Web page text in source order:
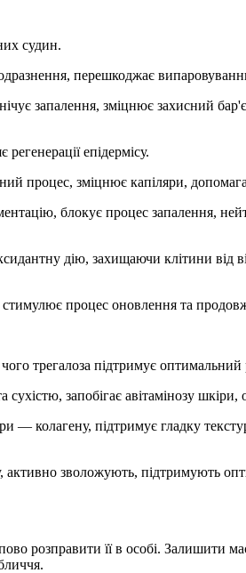
судин.
перешкоджає
запалення, зміцнює захисний
епідермісу.
процес, зміцнює капіляри,
блокує процес запалення,
дію, захищаючи клітини від
процес оновлення та
трегалоза підтримує оптимальний
запобігає авітамінозу
— колагену, підтримує гладку
активно зволожують, підтримують
розправити її в особі.